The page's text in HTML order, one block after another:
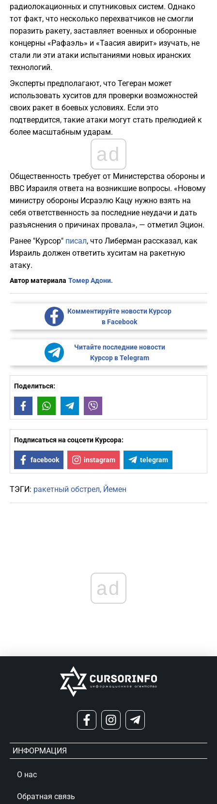
радиолокационных и спутниковых систем. Однако
тот факт, что несколько перехватчиков не смогли
поразить ракету, заставляет военных и оборонные
концерны «Рафаэль» и «Таасия авирит» изучать, не
стали ли эти атаки испытаниями новых иранских
технологий.
Эксперты предполагают, что Тегеран может
использовать хуситов для проверки возможностей
своих ракет в боевых условиях. Если это
подтвердится, такие атаки могут стать прелюдией к
более масштабным ударам.
ad
Общественность требует от Министерства обороны и
ВВС Израиля ответа на возникшие вопросы. «Новому
министру обороны Исраэлю Кацу нужно взять на
себя ответственность за последние неудачи и дать
разъяснения о причинах провала», — отметил Эцион.
Ранее "Курсор" писал, что Либерман рассказал, как
Израиль должен ответить хуситам на ракетную
атаку.
Автор материала Томер Адони.
Комментируйте новости Курсор
в Facebook
Читайте последние новости
Курсор в Telegram
Поделиться:
FacebookWhatsAppTelegram
Подписаться на соцсети Курсора:
facebook instagram telegram
ТЭГИ: ракетный обстрел Йемен
ad
ИНФОРМАЦИЯ
О нас
Обратная связь